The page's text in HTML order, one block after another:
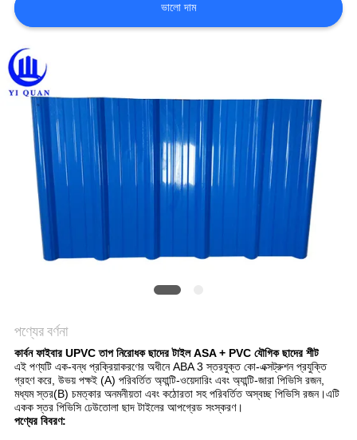
উদ্ধৃতির
জন্য
আবেদন
সাইট
গোপনীয়তা
ভালো দাম
পণ্যের বর্ণনা
কার্বন ফাইবার UPVC তাপ নিরোধক ছাদের টাইল ASA + PVC যৌগিক ছাদের শীট
এই পণ্যটি এক-বন্ধ প্রক্রিয়াকরণের অধীনে ABA 3 স্তরযুক্ত কো-এক্সট্রুশন প্রযুক্তি
গ্রহণ করে, উভয় পক্ষই (A) পরিবর্তিত অ্যান্টি-ওয়েদারিং এবং অ্যান্টি-জারা পিভিসি রজন,
মধ্যম স্তর(B) চমত্কার অনমনীয়তা এবং কঠোরতা সহ পরিবর্তিত অস্বচ্ছ পিভিসি রজন।এটি
একক স্তর পিভিসি ঢেউতোলা ছাদ টাইলের আপগ্রেড সংস্করণ।
পণ্যের বিবরণ: